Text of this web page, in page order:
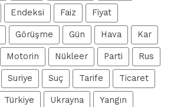
Endeksi Faiz Fiyat
Görüşme Gün Hava Kar
Motorin Nükleer Parti Rus
Suriye Suç Tarife Ticaret
Türkiye Ukrayna Yangın